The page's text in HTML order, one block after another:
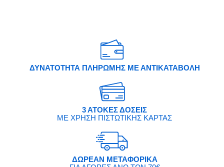
ΔΥΝΑΤΟΤΗΤΑ ΠΛΗΡΩΜΗΣ ΜΕ ΑΝΤΙΚΑΤΑΒΟΛΗ
3 ΑΤΟΚΕΣ ΔΟΣΕΙΣ
ΜΕ ΧΡΗΣΗ ΠΙΣΤΩΤΙΚΗΣ ΚΑΡΤΑΣ
ΔΩΡΕΑΝ ΜΕΤΑΦΟΡΙΚΑ